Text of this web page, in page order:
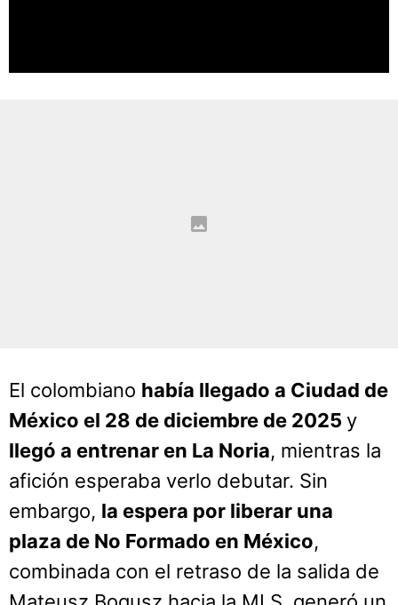
El colombiano había llegado a Ciudad de
México el 28 de diciembre de 2025 y
llegó a entrenar en La Noria, mientras la
afición esperaba verlo debutar. Sin
embargo, la espera por liberar una
plaza de No Formado en México,
combinada con el retraso de la salida de